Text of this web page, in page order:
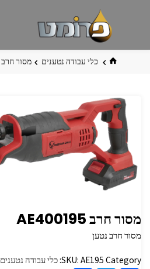
בית כלי עבודה נטענים מסור חרב AE400195
מסור חרב AE400195
מסור חרב נטען
SKU: AE195 Category: כלי עבודה נטענים